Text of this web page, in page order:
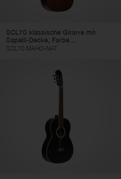
SCL70 klassische Gitarre mit
Sapelli-Decke, Farbe...
SCL70 MAHO-NAT